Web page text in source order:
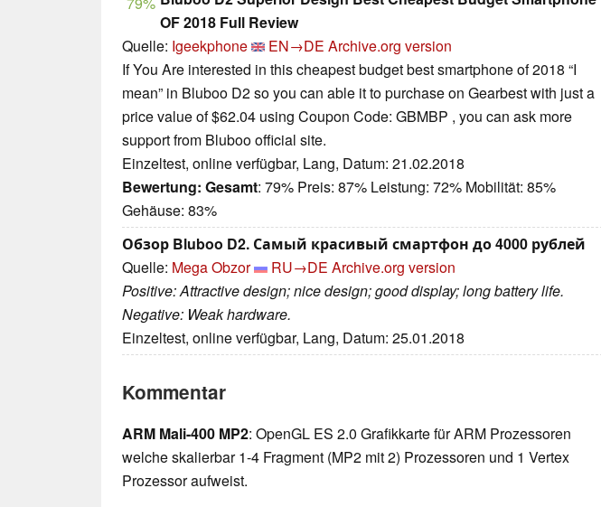
OF 2018 Full Review
Quelle: Igeekphone EN→DE Archive.org version
If You Are interested in this cheapest budget best smartphone of 2018 “I
mean” in Bluboo D2 so you can able it to purchase on Gearbest with just a
price value of $62.04 using Coupon Code: GBMBP , you can ask more
support from Bluboo official site.
Einzeltest, online verfügbar, Lang, Datum: 21.02.2018
Bewertung: Gesamt: 79% Preis: 87% Leistung: 72% Mobilität: 85%
Gehäuse: 83%
Обзор Bluboo D2. Самый красивый смартфон до 4000 рублей
Quelle: Mega Obzor RU→DE Archive.org version
Positive: Attractive design; nice design; good display; long battery life.
Negative: Weak hardware.
Einzeltest, online verfügbar, Lang, Datum: 25.01.2018
Kommentar
ARM Mali-400 MP2: OpenGL ES 2.0 Grafikkarte für ARM Prozessoren
welche skalierbar 1-4 Fragment (MP2 mit 2) Prozessoren und 1 Vertex
Prozessor aufweist.